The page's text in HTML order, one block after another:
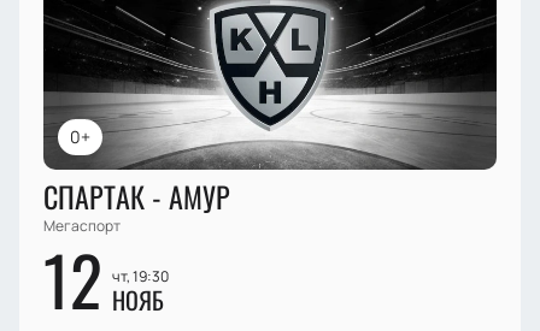
0+
СПАРТАК - АМУР
Мегаспорт
12 чт, 19:30
НОЯБ